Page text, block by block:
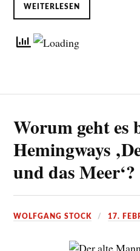
WEITERLESEN
Worum geht es
Hemingways
und das Meer‘?
WOLFGANG STOCK 17.